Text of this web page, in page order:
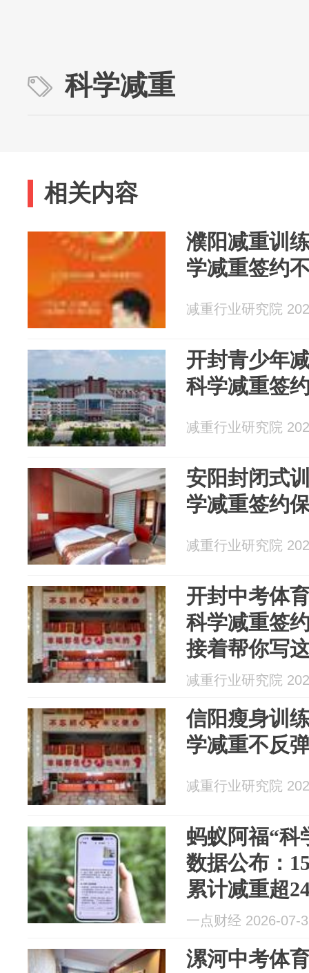
科学减重
相关内容
濮阳减重训
学减重签约
减重行业研究院
开封青少年
科学减重签
减重行业研究院
安阳封闭式
学减重签约
减重行业研究院
开封中考体
科学减重签
接着帮你写
内容吗？
减重行业研究院
信阳瘦身训
学减重不反
减重行业研究院
蚂蚁阿福“科
数据公布：
累计减重超
一点财经 2026-07-
漯河中考体